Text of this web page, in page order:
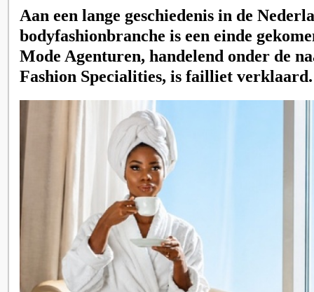
Aan een lange geschiedenis in de
bodyfashionbranche is een einde
Mode Agenturen, handelend onder de
Fashion Specialities, is failliet verklaard.